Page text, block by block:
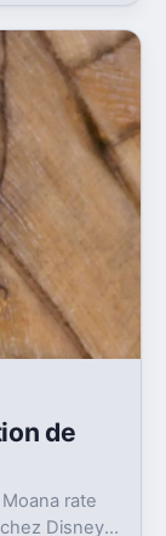
de
rate
Disney